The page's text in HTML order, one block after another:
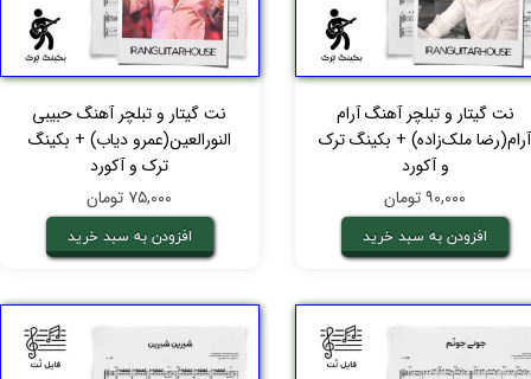
نت گیتار و تبلچر آهنگ آرام
آرام(رضا ملک‌زاده) + بکینگ ترک
و آکورد
۹۰,۰۰۰ تومان
افزودن به سبد خرید
نت گیتار و تبلچر آهنگ حبیبی
النورالعین(عمرو دیاب) + بکینگ
ترک و آکورد
۷۵,۰۰۰ تومان
افزودن به سبد خرید